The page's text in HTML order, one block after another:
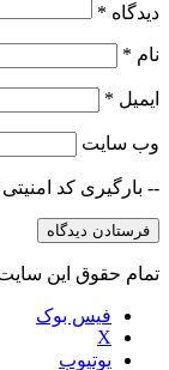
دیدگاه *
نام *
ایمیل *
وب‌ سایت
-- بارگیری کد
تمام حقوق این
فیس بوک
X
یوتیوب